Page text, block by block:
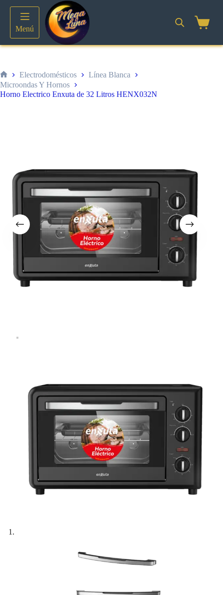
contenido
Menú
Inicio
Electrodomésticos
Línea Blanca
Microondas Y Hornos
Horno Electrico Enxuta de 32 Litros HENX032N